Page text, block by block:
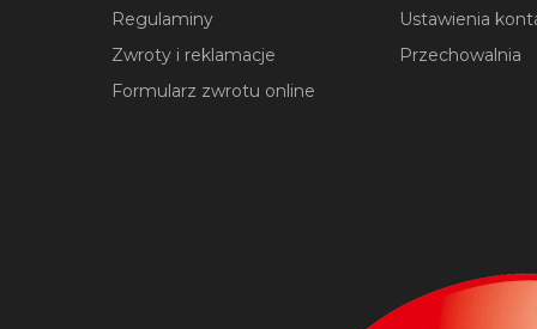
Regulaminy
Zwroty i reklamacje
Formularz zwrotu online
Ustawienia
Przechowalnia